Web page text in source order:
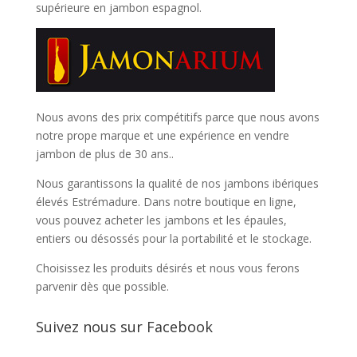
supérieure en jambon espagnol.
Nous avons des prix compétitifs parce que nous avons
notre prope marque et une expérience en vendre
jambon de plus de 30 ans..
Nous garantissons la qualité de nos jambons ibériques
élevés Estrémadure. Dans notre boutique en ligne,
vous pouvez acheter les jambons et les épaules,
entiers ou désossés pour la portabilité et le stockage.
Choisissez les produits désirés et nous vous ferons
parvenir dès que possible.
Suivez nous sur Facebook